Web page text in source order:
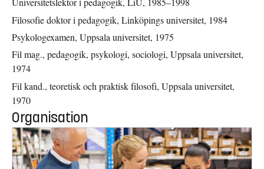
Filosofie doktor i pedagogik, Linköpings universitet, 1984
Psykologexamen, Uppsala universitet, 1975
Fil mag., pedagogik, psykologi, sociologi, Uppsala universitet,
1974
Fil kand., teoretisk och praktisk filosofi, Uppsala universitet,
1970
Organisation